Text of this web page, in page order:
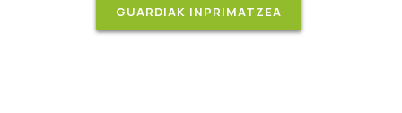
GUARDIAK INPRIMATZEA